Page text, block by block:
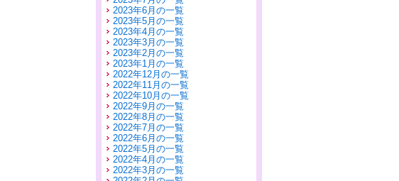
2023年6月の一覧
2023年5月の一覧
2023年4月の一覧
2023年3月の一覧
2023年2月の一覧
2023年1月の一覧
2022年12月の一覧
2022年11月の一覧
2022年10月の一覧
2022年9月の一覧
2022年8月の一覧
2022年7月の一覧
2022年6月の一覧
2022年5月の一覧
2022年4月の一覧
2022年3月の一覧